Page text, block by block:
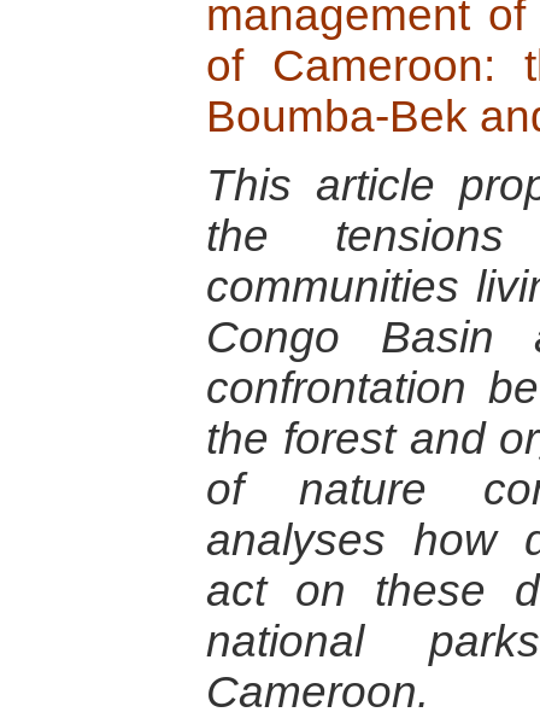
management
of Cameroon:
Boumba-Bek
This article
the tensions
communities
Congo
confrontation
the forest and
of nature
analyses how
act on these
national
Cameroon.